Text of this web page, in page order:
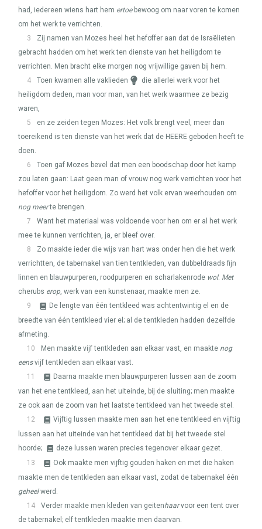
had, iedereen wiens hart hem ertoebewoog om naar voren te komen
om het werk te verrichten.
3
Zij namen van Mozes heel het hefoffer aan dat de Israëlieten
gebracht hadden om het werk ten dienste van het heiligdom te
verrichten. Men bracht elke morgen nog vrijwillige gaven bij hem.
4
Toen kwamen alle vaklieden
die allerlei werk voor het
heiligdom deden, man voor man, van het werk waarmee ze bezig
waren,
5
en ze zeiden tegen Mozes: Het volk brengt veel, meer dan
toereikend is ten dienste van het werk dat de HEERE geboden heeft te
doen.
6
Toen gaf Mozes bevel dat men een boodschap door het kamp
zou laten gaan: Laat geen man of vrouw nog werk verrichten voor het
hefoffer voor het heiligdom. Zo werd het volk ervan weerhouden om
nog meerte brengen.
7
Want het materiaal was voldoende voor hen om er al het werk
mee te kunnen verrichten, ja, er bleef over.
8
Zo maakte ieder die wijs van hart was onder hen die het werk
verrichtten, de tabernakel van tien tentkleden, van dubbeldraads fijn
linnen en blauwpurperen, roodpurperen en scharlakenrode wol. Met
cherubs erop, werk van een kunstenaar, maakte men ze.
9
De lengte van één tentkleed was achtentwintig el en de
breedte van één tentkleed vier el; al de tentkleden hadden dezelfde
afmeting.
10
Men maakte vijf tentkleden aan elkaar vast, en maakte nog
eensvijf tentkleden aan elkaar vast.
11
Daarna maakte men blauwpurperen lussen aan de zoom
van het ene tentkleed, aan het uiteinde, bij de sluiting; men maakte
ze ook aan de zoom van het laatste tentkleed van het tweede stel.
12
Vijftig lussen maakte men aan het ene tentkleed en vijftig
lussen aan het uiteinde van het tentkleed dat bij het tweede stel
hoorde;
deze lussen waren precies tegenover elkaar gezet.
13
Ook maakte men vijftig gouden haken en met die haken
maakte men de tentkleden aan elkaar vast, zodat de tabernakel één
geheelwerd.
14
Verder maakte men kleden van geitenhaarvoor een tent over
de tabernakel; elf tentkleden maakte men daarvan.